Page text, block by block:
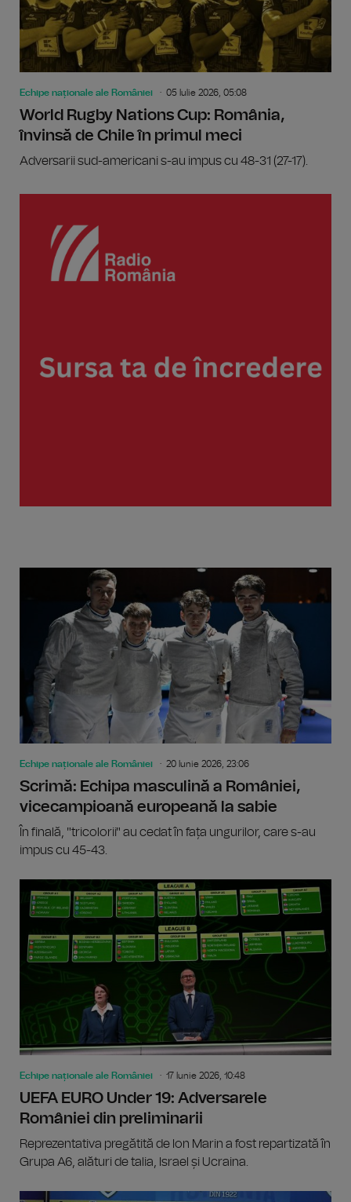
Echipe naționale ale României 05 Iulie 2026, 05:08
World Rugby Nations Cup: România,
învinsă de Chile în primul meci
Adversarii sud-americani s-au impus cu 48-31 (27-17).
Echipe naționale ale României 20 Iunie 2026, 23:06
Scrimă: Echipa masculină a României,
vicecampioană europeană la sabie
În finală, "tricolorii" au cedat în fața ungurilor, care s-au
impus cu 45-43.
Echipe naționale ale României 17 Iunie 2026, 10:48
UEFA EURO Under 19: Adversarele
României din preliminarii
Reprezentativa pregătită de Ion Marin a fost repartizată în
Grupa A6, alături de talia, Israel și Ucraina.